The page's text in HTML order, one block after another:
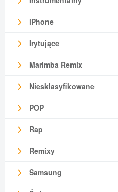
iPhone
Irytujące
Marimba Remix
Niesklasyfikowane
POP
Rap
Remixy
Samsung